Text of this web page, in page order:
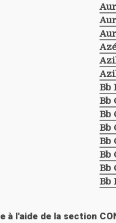
Bb
Bb
Bb
Bb
Bb
Bb
Bb
Bb
l'aide de la section